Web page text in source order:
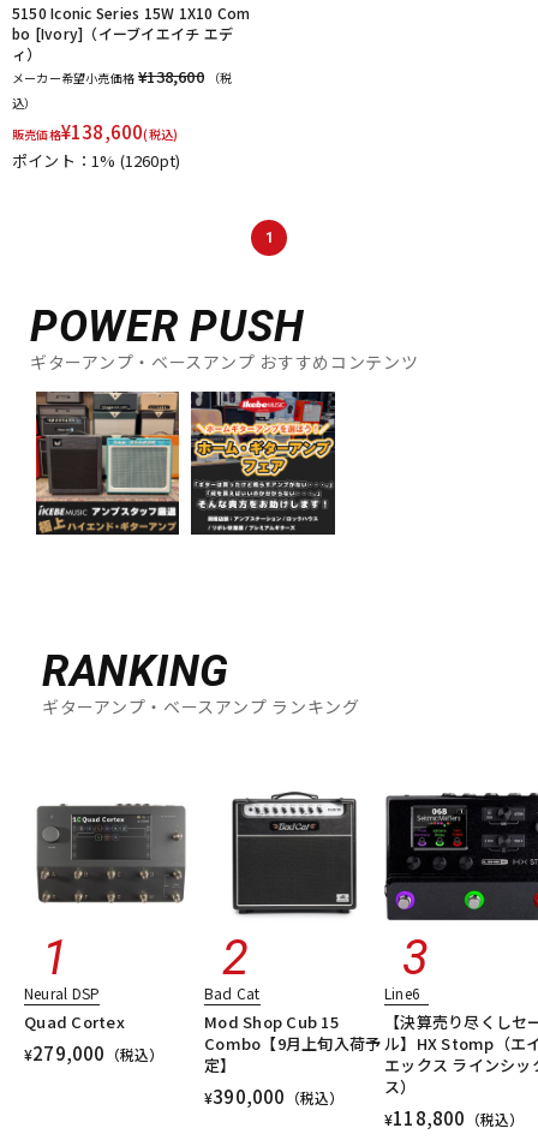
5150 Iconic Series 15W 1X10 Com
bo [Ivory]（イーブイエイチ エデ
ィ）
メーカー希望小売価格 ¥138,600
（税
込）
販売価格¥138,600(税込)
ポイント：1% (1260pt)
1
POWER PUSH
ギターアンプ・ベースアンプ おすすめコンテンツ
RANKING
ギターアンプ・ベースアンプ ランキング
Neural DSP
Quad Cortex
¥279,000 （税込）
Bad Cat
Mod Shop Cub 15
Combo【9月上旬入荷予
定】
¥390,000 （税込）
Line6
【決算売り尽くしセ
ル】HX Stomp（エ
エックス ラインシッ
ス）
¥118,800 （税込）